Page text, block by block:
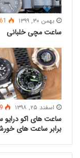
پوشیدن
اسپرت.
بهمن ۳۰, ۱۳۹۹
ساعت‌ مچی خلبانی
اسفند ۲۵, ۱۳۹۸
ساعت های اکو درایو
برابر ساعت های